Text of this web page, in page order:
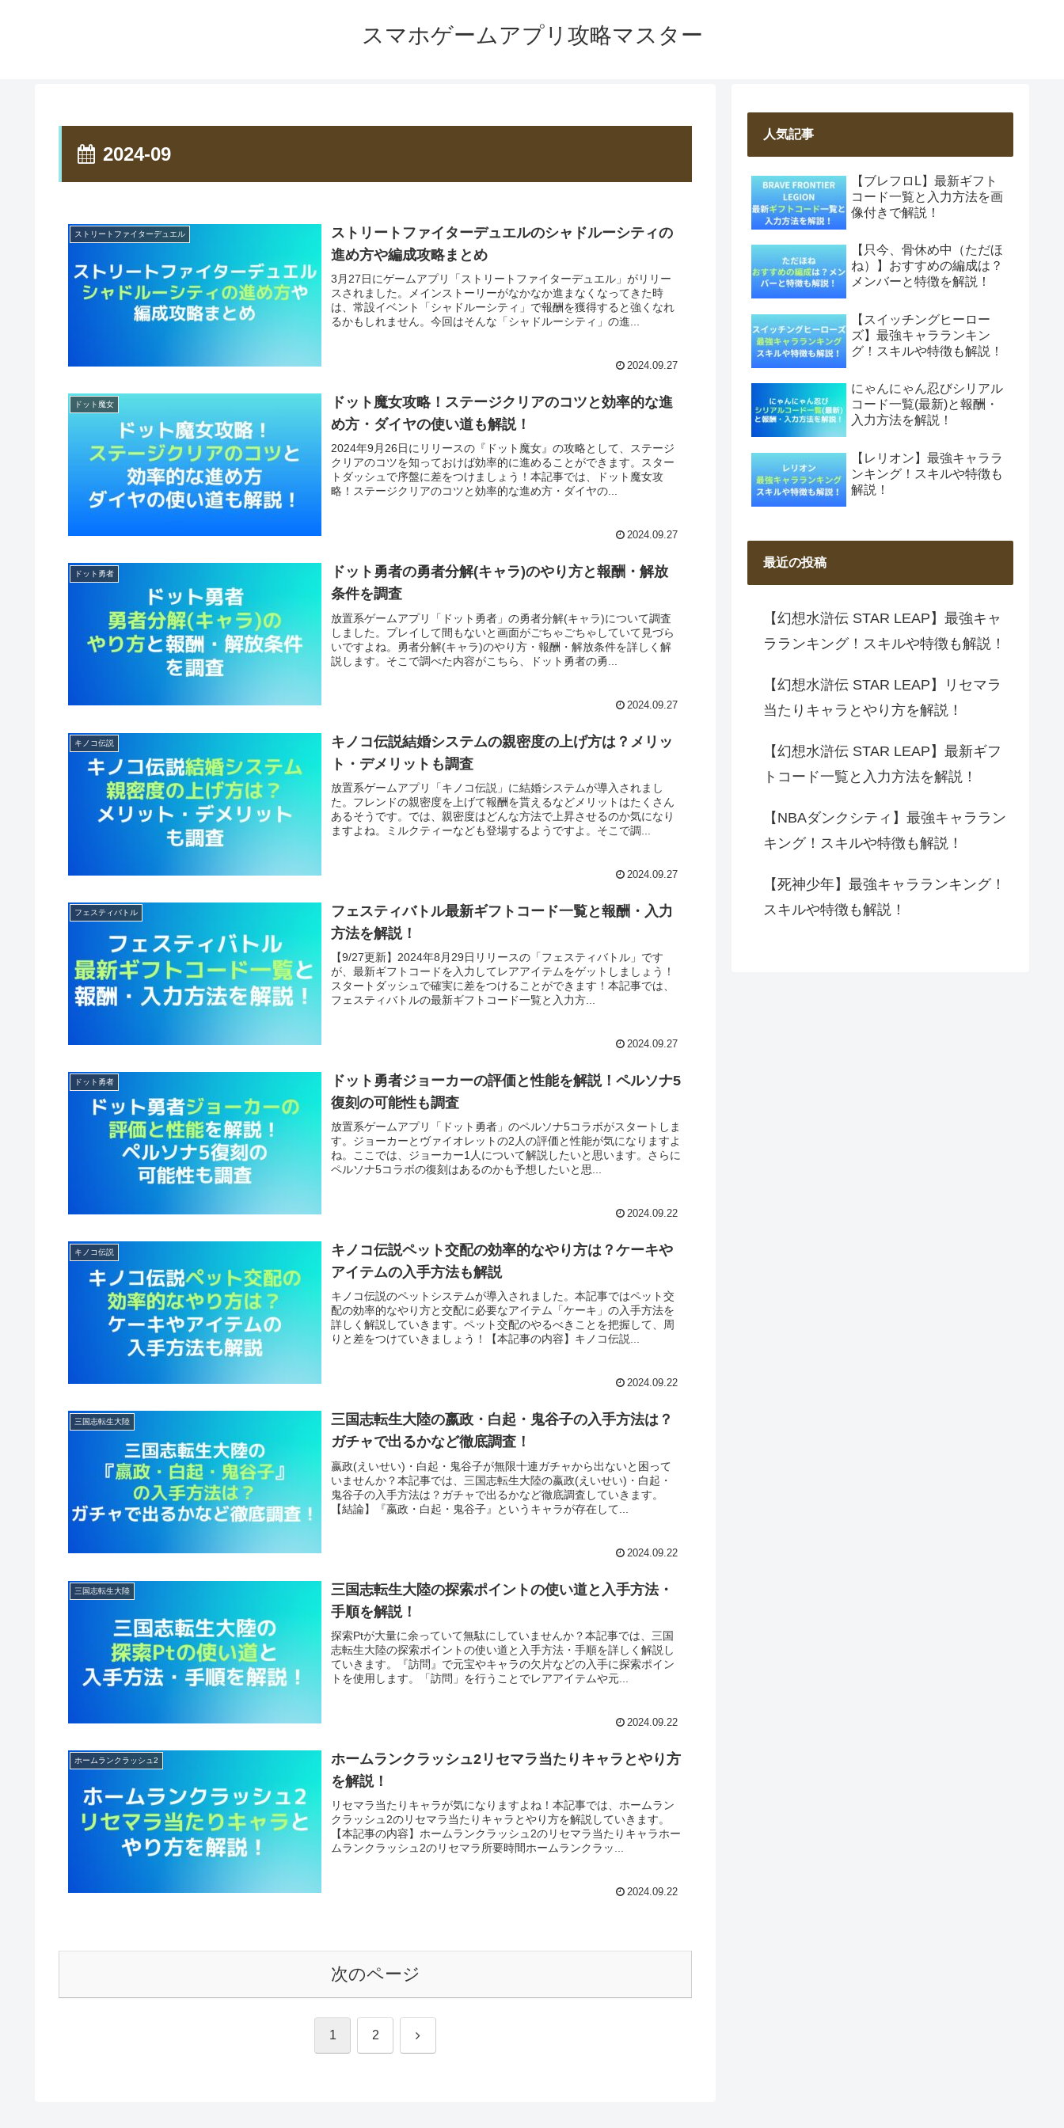
スマホゲームアプリ攻略マスター
2024-09
ストリートファイターデュエル
ストリートファイターデュエルのシャドルーシティの
進め方や編成攻略まとめ
3月27日にゲームアプリ「ストリートファイターデュエル」がリリー
スされました。メインストーリーがなかなか進まなくなってきた時
は、常設イベント「シャドルーシティ」で報酬を獲得すると強くなれ
るかもしれません。今回はそんな「シャドルーシティ」の進...
2024.09.27
ドット魔女
ドット魔女攻略！ステージクリアのコツと効率的な進
め方・ダイヤの使い道も解説！
2024年9月26日にリリースの『ドット魔女』の攻略として、ステージ
クリアのコツを知っておけば効率的に進めることができます。スター
トダッシュで序盤に差をつけましょう！本記事では、ドット魔女攻
略！ステージクリアのコツと効率的な進め方・ダイヤの...
2024.09.27
ドット勇者
ドット勇者の勇者分解(キャラ)のやり方と報酬・解放
条件を調査
放置系ゲームアプリ「ドット勇者」の勇者分解(キャラ)について調査
しました。プレイして間もないと画面がごちゃごちゃしていて見づら
いですよね。勇者分解(キャラ)のやり方・報酬・解放条件を詳しく解
説します。そこで調べた内容がこちら、ドット勇者の勇...
2024.09.27
キノコ伝説
キノコ伝説結婚システムの親密度の上げ方は？メリッ
ト・デメリットも調査
放置系ゲームアプリ「キノコ伝説」に結婚システムが導入されまし
た。フレンドの親密度を上げて報酬を貰えるなどメリットはたくさん
あるそうです。では、親密度はどんな方法で上昇させるのか気になり
ますよね。ミルクティーなども登場するようですよ。そこで調...
2024.09.27
フェスティバトル
フェスティバトル最新ギフトコード一覧と報酬・入力
方法を解説！
【9/27更新】2024年8月29日リリースの「フェスティバトル」です
が、最新ギフトコードを入力してレアアイテムをゲットしましょう！
スタートダッシュで確実に差をつけることができます！本記事では、
フェスティバトルの最新ギフトコード一覧と入力方...
2024.09.27
ドット勇者
ドット勇者ジョーカーの評価と性能を解説！ペルソナ5
復刻の可能性も調査
放置系ゲームアプリ「ドット勇者」のペルソナ5コラボがスタートしま
す。ジョーカーとヴァイオレットの2人の評価と性能が気になりますよ
ね。ここでは、ジョーカー1人について解説したいと思います。さらに
ペルソナ5コラボの復刻はあるのかも予想したいと思...
2024.09.22
キノコ伝説
キノコ伝説ペット交配の効率的なやり方は？ケーキや
アイテムの入手方法も解説
キノコ伝説のペットシステムが導入されました。本記事ではペット交
配の効率的なやり方と交配に必要なアイテム「ケーキ」の入手方法を
詳しく解説していきます。ペット交配のやるべきことを把握して、周
りと差をつけていきましょう！【本記事の内容】キノコ伝説...
2024.09.22
三国志転生大陸
三国志転生大陸の嬴政・白起・鬼谷子の入手方法は？
ガチャで出るかなど徹底調査！
嬴政(えいせい)・白起・鬼谷子が無限十連ガチャから出ないと困って
いませんか？本記事では、三国志転生大陸の嬴政(えいせい)・白起・
鬼谷子の入手方法は？ガチャで出るかなど徹底調査していきます。
【結論】『嬴政・白起・鬼谷子』というキャラが存在して...
2024.09.22
三国志転生大陸
三国志転生大陸の探索ポイントの使い道と入手方法・
手順を解説！
探索Ptが大量に余っていて無駄にしていませんか？本記事では、三国
志転生大陸の探索ポイントの使い道と入手方法・手順を詳しく解説し
ていきます。『訪問』で元宝やキャラの欠片などの入手に探索ポイン
トを使用します。「訪問」を行うことでレアアイテムや元...
2024.09.22
ホームランクラッシュ2
ホームランクラッシュ2リセマラ当たりキャラとやり方
を解説！
リセマラ当たりキャラが気になりますよね！本記事では、ホームラン
クラッシュ2のリセマラ当たりキャラとやり方を解説していきます。
【本記事の内容】ホームランクラッシュ2のリセマラ当たりキャラホー
ムランクラッシュ2のリセマラ所要時間ホームランクラッ...
2024.09.22
次のページ
1 2 次
人気記事
【ブレフロL】最新ギフト
コード一覧と入力方法を画
像付きで解説！
【只今、骨休め中（ただほ
ね）】おすすめの編成は？
メンバーと特徴を解説！
【スイッチングヒーロー
ズ】最強キャラランキン
グ！スキルや特徴も解説！
にゃんにゃん忍びシリアル
コード一覧(最新)と報酬・
入力方法を解説！
【レリオン】最強キャララ
ンキング！スキルや特徴も
解説！
最近の投稿
【幻想水滸伝 STAR LEAP】最強キャ
ラランキング！スキルや特徴も解説！
【幻想水滸伝 STAR LEAP】リセマラ
当たりキャラとやり方を解説！
【幻想水滸伝 STAR LEAP】最新ギフ
トコード一覧と入力方法を解説！
【NBAダンクシティ】最強キャララン
キング！スキルや特徴も解説！
【死神少年】最強キャラランキング！
スキルや特徴も解説！